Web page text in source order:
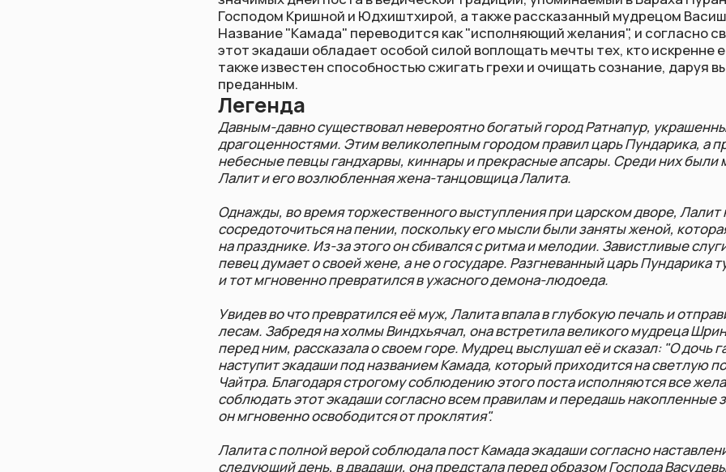
преданным.
Легенда
Давным-давно существовал невероятно богатый город Ратнапур, украшенный золотом и
драгоценностями. Этим великолепным городом правил царь Пундарика, а при его дворе
небесные певцы гандхарвы, киннары и прекрасные апсары. Среди них были музыкант-
Лалит и его возлюбленная жена-танцовщица Лалита.
Однажды, во время торжественного выступления при царском дворе, Лалит не мог
сосредоточиться на пении, поскольку его мысли были заняты женой, которая не
на празднике. Из-за этого он сбивался с ритма и мелодии. Завистливые слуги донесли
певец думает о своей жене, а не о государе. Разгневанный царь Пундарика тут же
и тот мгновенно превратился в ужасного демона-людоеда.
Увидев во что превратился её муж, Лалита впала в глубокую печаль и отправилась
лесам. Забредя на холмы Виндхьячал, она встретила великого мудреца Шринги и,
перед ним, рассказала о своем горе. Мудрец выслушал её и сказал: "О дочь гандхарвы!
наступит экадаши под названием Камада, который приходится на светлую половину
Чайтра. Благодаря строгому соблюдению этого поста исполняются все желания. Если ты
он мгновенно освободится от проклятия".
Лалита с полной верой соблюдала пост Камада экадаши согласно наставлениям святого.
следующий день, в двадаши, она предстала перед образом Господа Васудевы и
верой соблюдала пост в Камада экадаши. Пусть благо, полученное мною от его
освободит моего мужа от страданий и проклятия". Как только она сказала эти слова, её
мгновенно обрел свой прежний облик прекрасного гандхарвы, украшенного
камнями. Сила и слава Камада экадаши позволили чете гандхарвов взойти на небесный
Правила соблюдения поста